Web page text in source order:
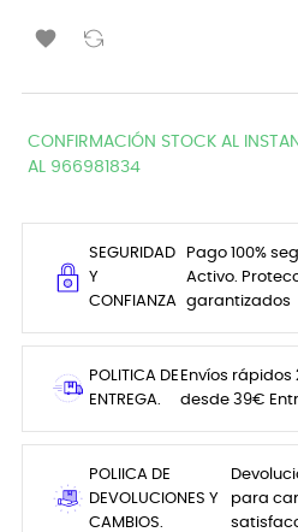

CONFIRMACIÓN STOCK AL
AL 966981834
SEGURIDAD
Y
CONFIANZA
Pago 100%
Activo.
garantizados
POLITICA DE
ENTREGA.
Envíos rápidos
desde 39€
POLIICA DE
DEVOLUCIONES Y
CAMBIOS.
para